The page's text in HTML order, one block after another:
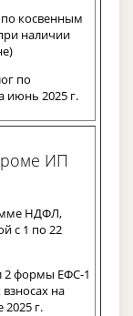
косвенным
наличии
по
июнь 2025 г.
ИП
НДФЛ,
с 1 по 22
2 формы ЕФС-1
на
2025 г.